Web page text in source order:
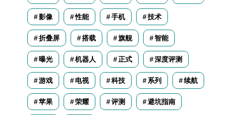
影像 性能 手机 技术
折叠屏 搭载 旗舰 智能
曝光 机器人 正式 深度评测
游戏 电视 科技 系列 续航
苹果 荣耀 评测 避坑指南